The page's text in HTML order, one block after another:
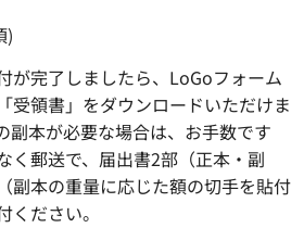
)
が完了しましたら、LoGoフォーム
受領書」をダウンロードいただけま
副本が必要な場合は、お手数です
く郵送で、届出書2部（正本・副
副本の重量に応じた額の切手を貼付
ください。